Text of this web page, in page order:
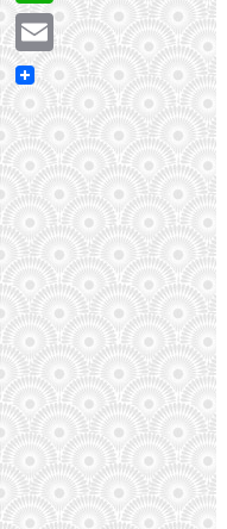
WhatsApp
Email